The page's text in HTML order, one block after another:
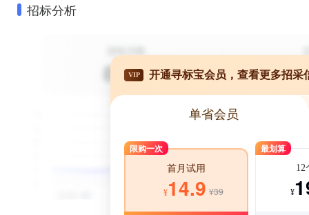
招标分析
VIP 开通寻标宝会员，查看更多招采
单省会员
限购一次
首月试用
¥14.9 ¥39
最划算
12
¥